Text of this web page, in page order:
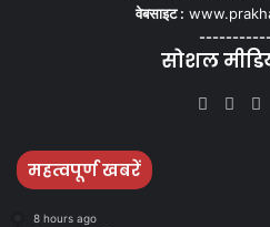
वेबसाइट :
सोशल
महत्वपूर्ण खबरें
8 hours ago